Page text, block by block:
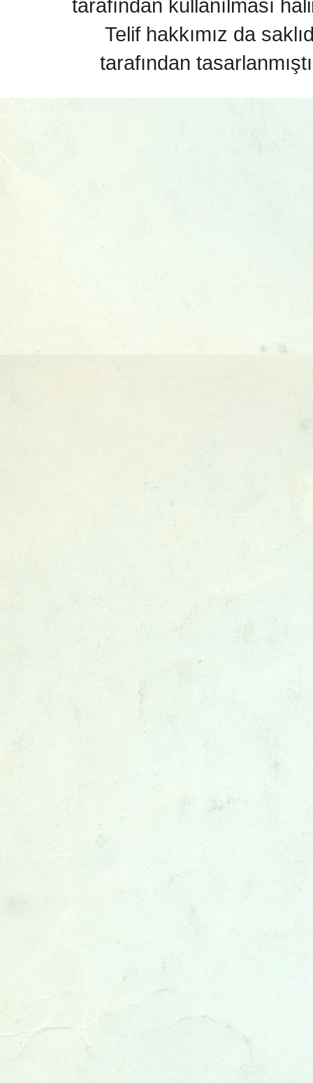
tarafından kullanılması
Telif hakkımız da
tarafından